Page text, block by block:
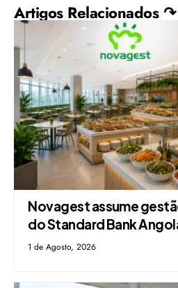
Artigos Relacionados ↷
Novagest assume
do Standard Bank
1 de Agosto, 2026